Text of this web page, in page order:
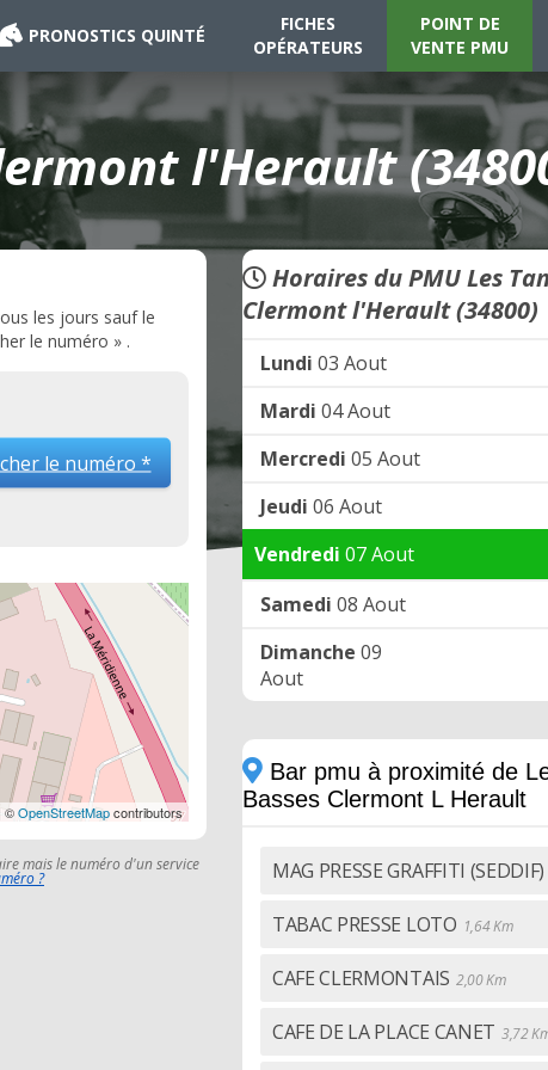
PRONOSTICS QUINTÉ
FICHES
OPÉRATEURS
POINT DE
VENTE PMU
l'Herault
les jours sauf le
le numéro » .
le numéro *
| ©OpenStreetMapcontributors
mais le numéro d'un service
?
Horaires du PMU Les
Clermont l'Herault (34800)
Lundi 03 Aout
Mardi 04 Aout
Mercredi 05 Aout
Jeudi 06 Aout
Vendredi 07 Aout
Samedi 08 Aout
Dimanche 09
Aout
Bar pmu à proximité de
Basses Clermont L Herault
MAG PRESSE GRAFFITI (SEDDIF)
TABAC PRESSE LOTO 1,64 Km
CAFE CLERMONTAIS 2,00 Km
CAFE DE LA PLACE CANET 3,72